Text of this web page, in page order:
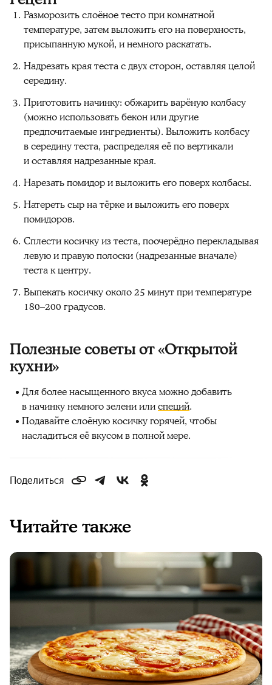
Разморозить слоёное тесто при комнатной
температуре, затем выложить его на поверхность,
присыпанную мукой, и немного раскатать.
Надрезать края теста с двух сторон, оставляя целой
середину.
Приготовить начинку: обжарить варёную колбасу
(можно использовать бекон или другие
предпочитаемые ингредиенты). Выложить колбасу
в середину теста, распределяя её по вертикали
и оставляя надрезанные края.
Нарезать помидор и выложить его поверх колбасы.
Натереть сыр на тёрке и выложить его поверх
помидоров.
Сплести косичку из теста, поочерёдно перекладывая
левую и правую полоски (надрезанные вначале)
теста к центру.
Выпекать косичку около 25 минут при температуре
180–200 градусов.
Полезные советы от «Открытой
кухни»
Для более насыщенного вкуса можно добавить
в начинку немного зелени илиспеций.
Подавайте слоёную косичку горячей, чтобы
насладиться её вкусом в полной мере.
Поделиться
Читайте также